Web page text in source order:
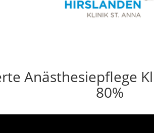
Anästhesiepflege
80%